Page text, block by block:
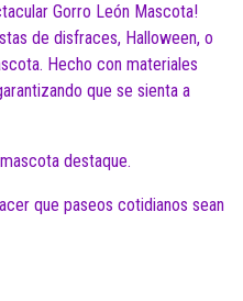
Gorro León Mascota!
de disfraces, Halloween, o
Hecho con materiales
que se sienta a
destaque.
que paseos cotidianos sean